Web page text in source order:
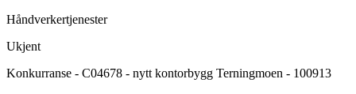
Håndverkertjenester
Ukjent
Konkurranse - C04678 - nytt kontorbygg Terningmoen - 100913